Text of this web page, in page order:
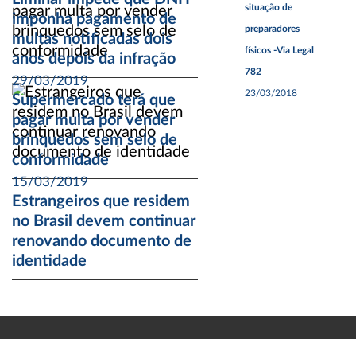
imponha pagamento de
multas notificadas dois
anos depois da infração
29/03/2019
Supermercado terá que
pagar multa por vender
brinquedos sem selo de
conformidade
15/03/2019
Estrangeiros que residem
no Brasil devem continuar
renovando documento de
identidade
situação de
preparadores
físicos -Via Legal
782
23/03/2018